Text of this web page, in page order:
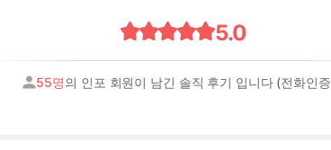
5.0
55명의 인포 회원이 남긴 솔직 후기 입니다 (전화인증